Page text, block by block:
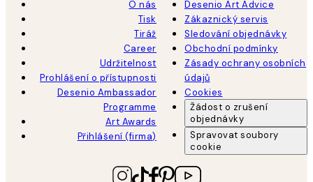
O nás
Tisk
Tiráž
Career
Udržitelnost
Prohlášení o přístupnosti
Desenio Ambassador
Programme
Art Awards
Přihlášení (firma)
Desenio Art Advice
Zákaznický servis
Sledování objednávky
Obchodní podmínky
Zásady ochrany osobních
údajů
Cookies
Žádost o zrušení
objednávky
Spravovat soubory
cookie